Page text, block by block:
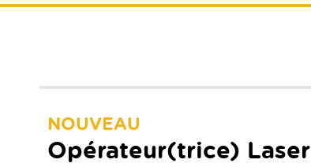
NOUVEAU
Opérateur(trice) Laser